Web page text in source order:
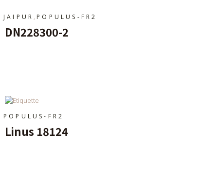
JAIPUR , POPULUS-FR2
DN228300-2
POPULUS-FR2
Linus 18124